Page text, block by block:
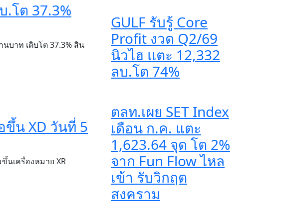
.โต 37.3%
บาท เติบโต 37.3% สิน
ขึ้น XD วันที่ 5
นเครื่องหมาย XR
GULF รับรู้ Core
Profit งวด Q2/69
นิวไฮ แตะ 12,332
ลบ.โต 74%
ตลท.เผย SET Index
เดือน ก.ค. แตะ
1,623.64 จุด โต 2%
จาก Fun Flow ไหล
เข้า รับวิกฤต
สงคราม